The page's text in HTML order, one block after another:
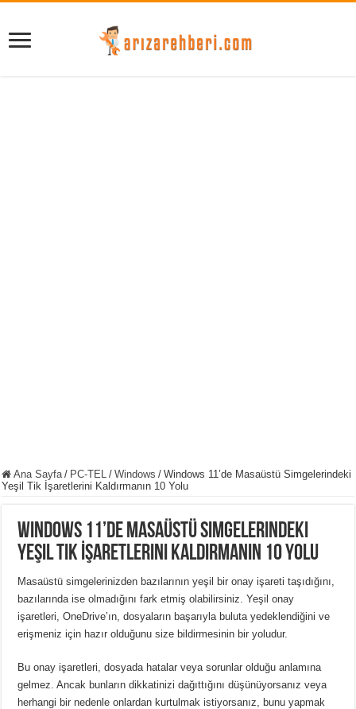
Ana Sayfa / PC-TEL / Windows / Windows 11’de Masaüstü Simgelerindeki
Yeşil Tik İşaretlerini Kaldırmanın 10 Yolu
Windows 11’de Masaüstü Simgelerindeki
Yeşil Tik İşaretlerini Kaldırmanın 10 Yolu
Masaüstü simgelerinizden bazılarının yeşil bir onay işareti taşıdığını,
bazılarında ise olmadığını fark etmiş olabilirsiniz.Yeşil onay
işaretleri, OneDrive’ın, dosyaların başarıyla buluta yedeklendiğini ve
erişmeniz için hazır olduğunu size bildirmesinin bir yoludur.
Bu onay işaretleri, dosyada hatalar veya sorunlar olduğu anlamına
gelmez.Ancak bunların dikkatinizi dağıttığını düşünüyorsanız veya
herhangi bir nedenle onlardan kurtulmak istiyorsanız, bunu yapmak